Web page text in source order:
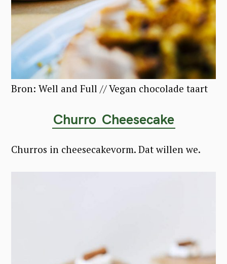
Bron: Well and Full // Vegan chocolade taart
Churro Cheesecake
Churros in cheesecakevorm. Dat willen we.